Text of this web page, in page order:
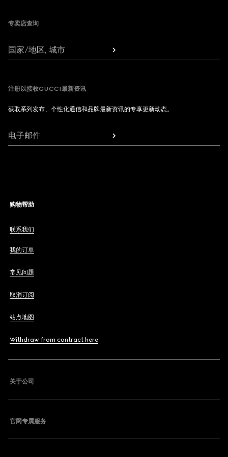
专卖店查询
国家/地区, 城市
注册以接收GUCCI最新资讯
获取系列发布、个性化通信和品牌最新资讯的专享更新动态。
电子邮件
购物帮助
联系我们
我的订单
常见问题
取消订阅
站点地图
Withdraw from contract here
关于公司
官网专属服务